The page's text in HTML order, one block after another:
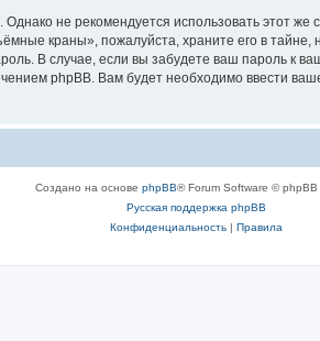
не рекомендуется использовать этот же
краны», пожалуйста, храните его в
В случае, если вы забудете ваш пароль к
phpBB. Вам будет необходимо ввести
Создано на основе phpBB® Forum Software © phpBB
Русская поддержка phpBB
Конфиденциальность| Правила